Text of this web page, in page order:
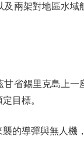
兩架對地區水域
省錫里克島上一
目標。
導彈與無人機